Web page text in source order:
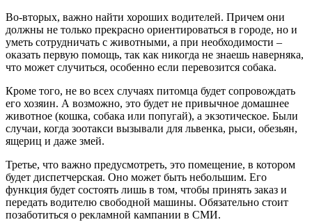
Во-вторых, важно найти хороших водителей. Причем они
должны не только прекрасно ориентироваться в городе, но и
уметь сотрудничать с животными, а при необходимости –
оказать первую помощь, так как никогда не знаешь наверняка,
что может случиться, особенно если перевозится собака.
Кроме того, не во всех случаях питомца будет сопровождать
его хозяин. А возможно, это будет не привычное домашнее
животное (кошка, собака или попугай), а экзотическое. Были
случаи, когда зоотакси вызывали для львенка, рыси, обезьян,
ящериц и даже змей.
Третье, что важно предусмотреть, это помещение, в котором
будет диспетчерская. Оно может быть небольшим. Его
функция будет состоять лишь в том, чтобы принять заказ и
передать водителю свободной машины. Обязательно стоит
позаботиться о рекламной кампании в СМИ.